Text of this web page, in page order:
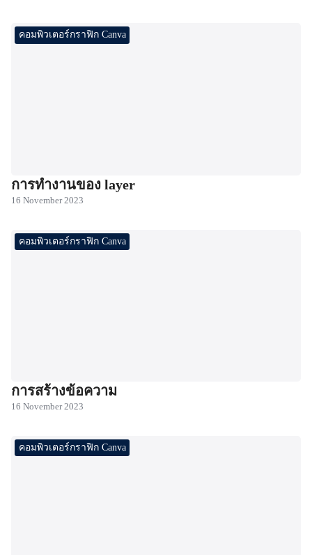
คอมพิวเตอร์กราฟิก Canva
การทำงานของ layer
16 November 2023
คอมพิวเตอร์กราฟิก Canva
การสร้างข้อความ
16 November 2023
คอมพิวเตอร์กราฟิก Canva